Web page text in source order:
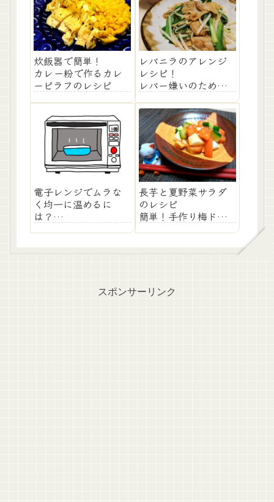
炊飯器で簡単！
カレー粉で作るカレ
ーピラフのレシピ
レバニラのアレンジ
レシピ！
レバー嫌いのための
り方
電子レンジでムラな
く均一に温めるに
は？
長芋と夏野菜サラダ
のレシピ
簡単！手作り梅ドレ
スポンサーリンク